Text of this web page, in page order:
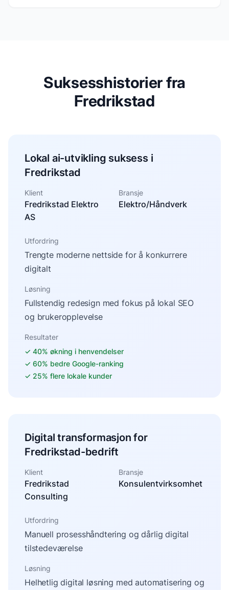
Suksesshistorier fra
Fredrikstad
Lokal ai-utvikling suksess i
Fredrikstad
Klient
Fredrikstad Elektro
AS
Bransje
Elektro/Håndverk
Utfordring
Trengte moderne nettside for å konkurrere
digitalt
Løsning
Fullstendig redesign med fokus på lokal SEO
og brukeropplevelse
Resultater
✓ 40% økning i henvendelser
✓ 60% bedre Google-ranking
✓ 25% flere lokale kunder
Digital transformasjon for
Fredrikstad-bedrift
Klient
Fredrikstad
Consulting
Bransje
Konsulentvirksomhet
Utfordring
Manuell prosesshåndtering og dårlig digital
tilstedeværelse
Løsning
Helhetlig digital løsning med automatisering og